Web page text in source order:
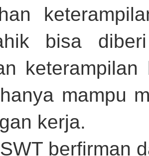
bisa
mampu
kerja.
berfirman